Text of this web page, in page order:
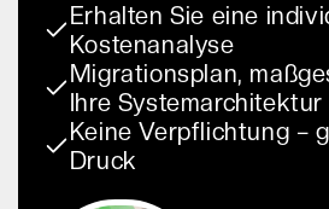
Erhalten Sie eine
Kostenanalyse
Migrationsplan,
Ihre Systemarchitektur
Keine Verpflichtung –
Druck